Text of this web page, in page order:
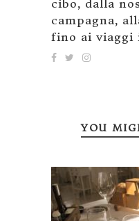
cibo, dalla
campagna,
fino ai viaggi
YOU